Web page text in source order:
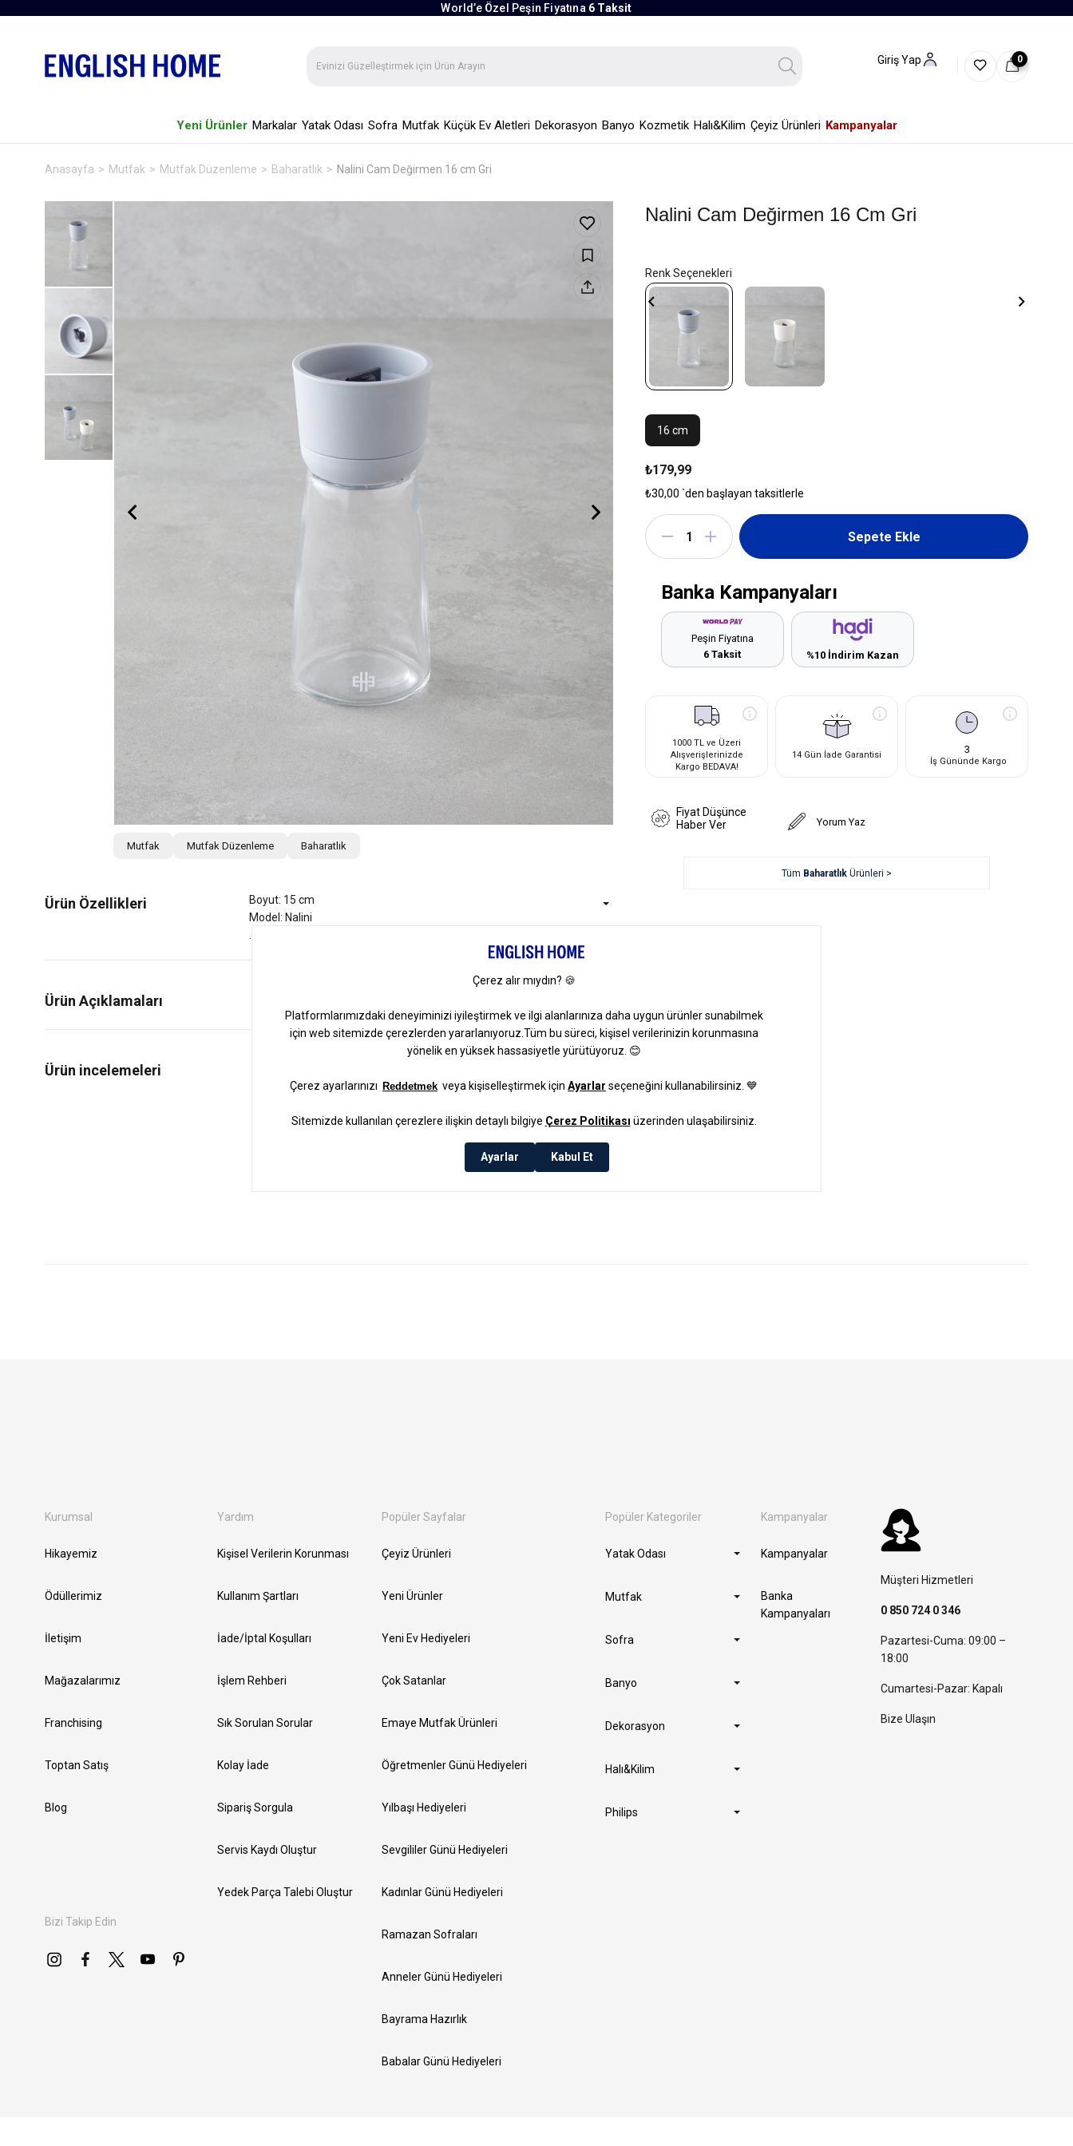
World’e Özel Peşin Fiyatına 6 Taksit
Giriş Yap 0
Yeni Ürünler Markalar Yatak Odası Sofra Mutfak Küçük Ev Aletleri Dekorasyon Banyo Kozmetik Halı&Kilim Çeyiz Ürünleri Kampanyalar
Anasayfa Mutfak Mutfak Düzenleme Baharatlık Nalini Cam Değirmen 16 cm Gri
Mutfak Mutfak Düzenleme Baharatlık
Ürün Özellikleri
Boyut: 15 cm
Model: Nalini
Ürün Açıklamaları
Nalini Cam Değirmen 16 Cm Gri
16 cm
₺179,99
₺30,00 `den başlayan taksitlerle
Banka Kampanyaları
Peşin Fiyatına
6 Taksit
%10 İndirim Kazan
1000 TL ve Üzeri
Alışverişlerinizde
Kargo BEDAVA!
14 Gün İade Garantisi 3
İş Gününde Kargo
Fiyat Düşünce
Haber Ver
Yorum Yaz
Tüm Baharatlık Ürünleri >
Kurumsal
Hikayemiz
Ödüllerimiz
İletişim
Mağazalarımız
Franchising
Toptan Satış
Blog
Bizi Takip Edin
Yardım
Kişisel Verilerin Korunması
Kullanım Şartları
İade/İptal Koşulları
İşlem Rehberi
Sık Sorulan Sorular
Kolay İade
Sipariş Sorgula
Servis Kaydı Oluştur
Yedek Parça Talebi Oluştur
Popüler Sayfalar
Çeyiz Ürünleri
Yeni Ürünler
Yeni Ev Hediyeleri
Çok Satanlar
Emaye Mutfak Ürünleri
Öğretmenler Günü Hediyeleri
Yılbaşı Hediyeleri
Sevgililer Günü Hediyeleri
Kadınlar Günü Hediyeleri
Ramazan Sofraları
Anneler Günü Hediyeleri
Bayrama Hazırlık
Babalar Günü Hediyeleri
Popüler Kategoriler
Yatak Odası
Mutfak
Sofra
Banyo
Dekorasyon
Halı&Kilim
Philips
Kampanyalar
Kampanyalar
Banka
Kampanyaları
Müşteri Hizmetleri
0 850 724 0 346
Pazartesi-Cuma: 09:00 –
18:00
Cumartesi-Pazar: Kapalı
Bize Ulaşın